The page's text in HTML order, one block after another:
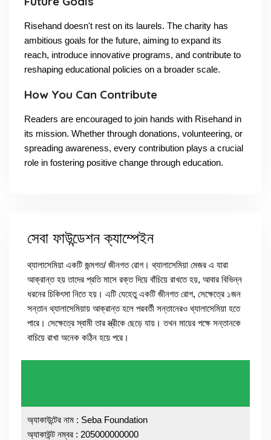
Risehand doesn't rest on its laurels. The charity has
ambitious goals for the future, aiming to expand its
reach, introduce innovative programs, and contribute to
reshaping educational policies on a broader scale.
How You Can Contribute
Readers are encouraged to join hands with Risehand in
its mission. Whether through donations, volunteering, or
spreading awareness, every contribution plays a crucial
role in fostering positive change through education.
সেবা ফাউন্ডেশন ক্যাম্পেইন
থ্যালাসেমিয়া একটি জন্মগত/ জীনগত রোগ। থ্যালাসেমিয়া মেজর এ যারা
আক্রান্ত হয় তাদের প্রতি মাসে রক্ত দিয়ে বাঁচিয়ে রাখতে হয়, আবার বিভিন্ন
ধরনের চিকিৎসা নিতে হয়। এটি যেহেতু একটি জীনগত রোগ, সেক্ষেত্রে ১জন
সন্তান থ্যালাসেমিয়ায় আক্রান্ত হলে পরবর্তী সন্তানেরও থ্যালাসেমিয়া হতে
পারে। সেক্ষেত্রে স্বামী তার স্ত্রীকে ছেড়ে যায়। তখন মায়ের পক্ষে সন্তানকে
বাচিয়ে রাখা অনেক কঠিন হয়ে পরে।
অ্যাকাউন্টের নাম : Seba Foundation
অ্যাকাউন্ট নম্বর : 205000000000